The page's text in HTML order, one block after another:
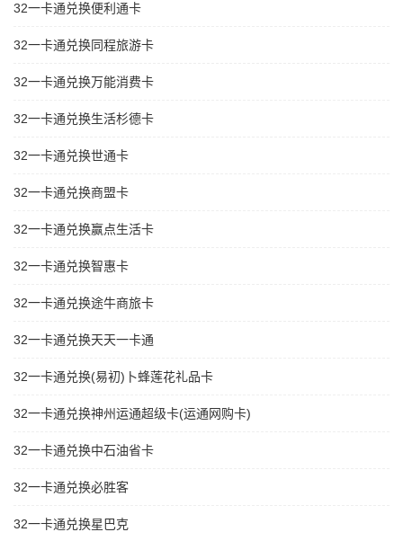
32一卡通兑换便利通卡
32一卡通兑换同程旅游卡
32一卡通兑换万能消费卡
32一卡通兑换生活杉德卡
32一卡通兑换世通卡
32一卡通兑换商盟卡
32一卡通兑换赢点生活卡
32一卡通兑换智惠卡
32一卡通兑换途牛商旅卡
32一卡通兑换天天一卡通
32一卡通兑换(易初)卜蜂莲花礼品卡
32一卡通兑换神州运通超级卡(运通网购卡)
32一卡通兑换中石油省卡
32一卡通兑换必胜客
32一卡通兑换星巴克